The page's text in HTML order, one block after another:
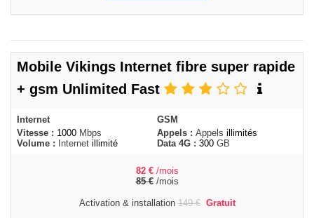
Mobile Vikings Internet fibre super rapide
+ gsm Unlimited Fast
Internet
Vitesse : 1000 Mbps
Volume :
Internet illimité
GSM
Appels : Appels illimités
Data 4G : 300 GB
82 € /mois
85€/mois
Activation & installation149€ Gratuit